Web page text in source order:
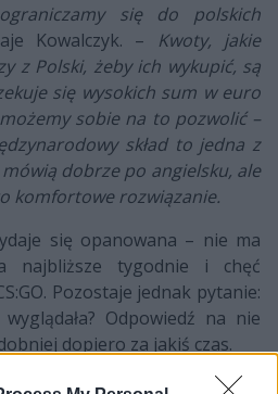
się do polskich
Kowalczyk. –
Kwoty, jakie
z Polski, żeby ich wykupić, są
się wysokich sum w euro
sobie na to pozwolić –
skład to jedna z
dobrze po angielsku, ale
komfortowe rozwiązanie.
się opanowana – nie ma
najbliższe tygodnie i chęć
Pozostaje jednak pytanie:
Odpowiedź na nie
dopiero za jakiś czas.